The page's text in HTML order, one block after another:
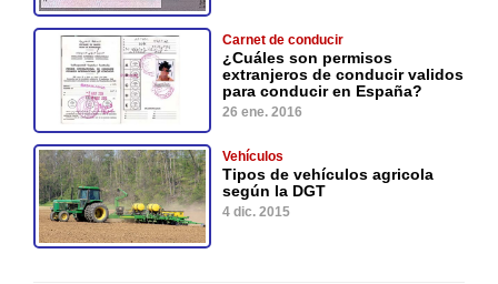
Carnet de conducir
¿Cuáles son permisos
extranjeros de conducir validos
para conducir en España?
26 ene. 2016
Vehículos
Tipos de vehículos agricola
según la DGT
4 dic. 2015